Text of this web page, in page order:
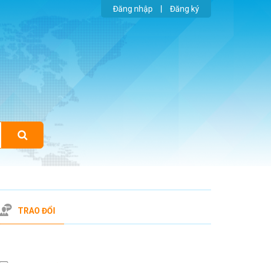
Đăng nhập Đăng ký
TRAO ĐỔI